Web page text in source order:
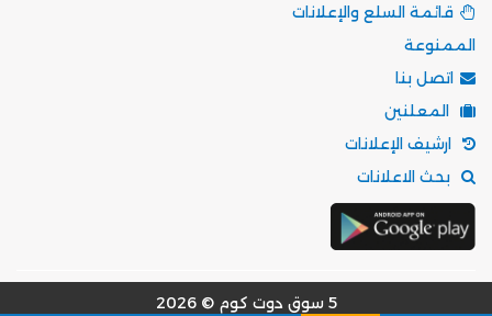
قائمة السلع والإعلانات
الممنوعة
اتصل بنا
المعلنين
ارشيف الإعلانات
بحث الاعلانات
5 سوق دوت كوم © 2026